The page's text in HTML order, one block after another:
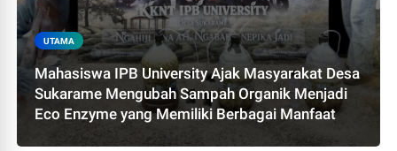
UTAMA
Mahasiswa IPB University Ajak Masyarakat Desa
Sukarame Mengubah Sampah Organik Menjadi
Eco Enzyme yang Memiliki Berbagai Manfaat